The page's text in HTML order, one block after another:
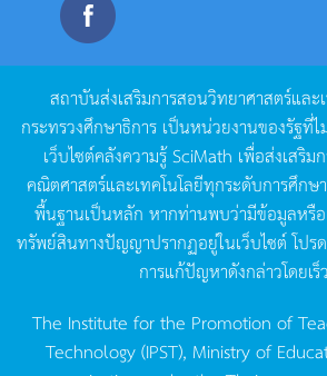
สถาบันส่งเสริมการสอนวิทยาศาสตร์และ
กระทรวงศึกษาธิการ เป็นหน่วยงานของรัฐที่ไ
เว็บไซต์คลังความรู้SciMath เพื่อส่งเสริม
คณิตศาสตร์และเทคโนโลยีทุกระดับการศึกษา
พื้นฐานเป็นหลัก หากท่านพบว่ามีข้อมูลหรือ
ทรัพย์สินทางปัญญาปรากฏอยู่ในเว็บไซต์โปร
การแก้ปัญหาดังกล่าวโดยเ
The Institute for the Promotion of
Technology (IPST), Ministry of